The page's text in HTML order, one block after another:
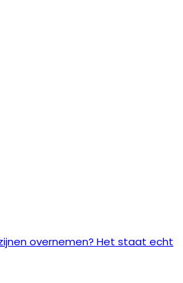
overnemen? Het staat echt